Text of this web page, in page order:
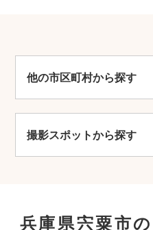
他の市区町村から探す
撮影スポットから探す
兵庫県宍粟市